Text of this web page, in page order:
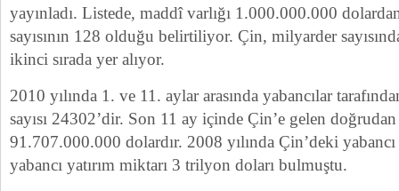
yayınladı. Listede, maddî varlığı 1.000.000.000
sayısının 128 olduğu belirtiliyor. Çin, milyarder
ikinci sırada yer alıyor.
2010 yılında 1. ve 11. aylar arasında yabancılar
sayısı 24302’dir. Son 11 ay içinde Çin’e gelen doğrudan
91.707.000.000 dolardır. 2008 yılında Çin’deki yabancı
yabancı yatırım miktarı 3 trilyon doları bulmuştu.